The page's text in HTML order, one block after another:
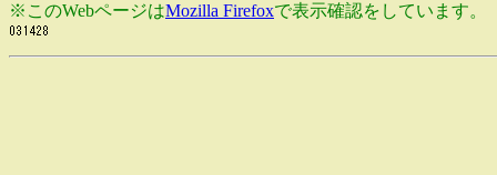
※このWebページはMozilla Firefoxで表示確認をしています。